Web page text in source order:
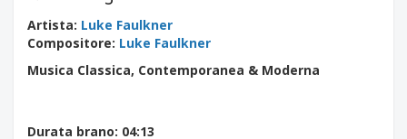
Artista: Luke Faulkner
Compositore: Luke Faulkner
Musica Classica, Contemporanea & Moderna
Durata brano: 04:13